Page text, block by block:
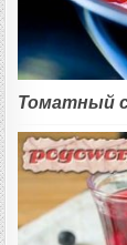
Томатный